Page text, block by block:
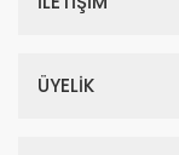
ÜYELİK